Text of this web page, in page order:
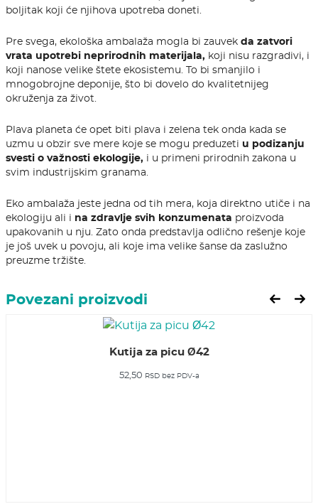
boljitak koji će njihova upotreba doneti.
Pre svega, ekološka ambalaža mogla bi zauvek da zatvori
vrata upotrebi neprirodnih materijala, koji nisu razgradivi, i
koji nanose velike štete ekosistemu. To bi smanjilo i
mnogobrojne deponije, što bi dovelo do kvalitetnijeg
okruženja za život.
Plava planeta će opet biti plava i zelena tek onda kada se
uzmu u obzir sve mere koje se mogu preduzeti u podizanju
svesti o važnosti ekologije, i u primeni prirodnih zakona u
svim industrijskim granama.
Eko ambalaža jeste jedna od tih mera, koja direktno utiče i na
ekologiju ali i na zdravlje svih konzumenata proizvoda
upakovanih u nju. Zato onda predstavlja odlično rešenje koje
je još uvek u povoju, ali koje ima velike šanse da zaslužno
preuzme tržište.
Povezani proizvodi
Kutija za picu Ø42
52,50 RSD bez PDV-a